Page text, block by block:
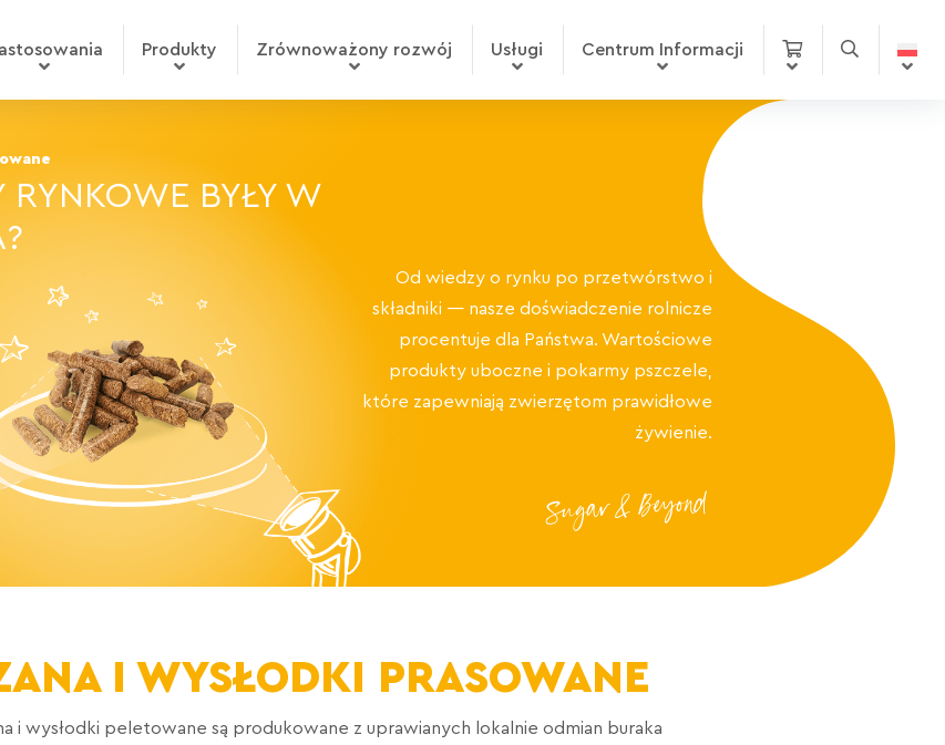
Produkty Zrównoważony rozwój Usługi Centrum Informacji
RYNKOWE BYŁY W
Od wiedzy o rynku po przetwórstwo i
składniki — nasze doświadczenie rolnicze
procentuje dla Państwa. Wartościowe
produkty uboczne i pokarmy pszczele,
które zapewniają zwierzętom prawidłowe
żywienie.
I WYSŁODKI PRASOWANE
i wysłodki peletowane są produkowane z uprawianych lokalnie odmian buraka